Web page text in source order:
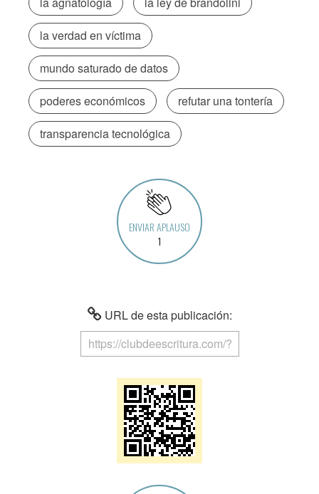
la verdad en víctima
mundo saturado de datos
poderes económicos
refutar una tontería
transparencia tecnológica
ENVIAR APLAUSO
1
URL de esta publicación: